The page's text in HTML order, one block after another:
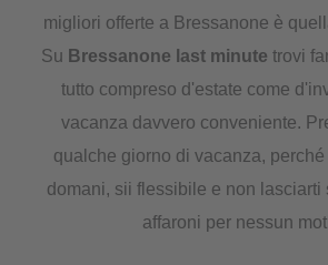
migliori offerte a Bressanone è
Su Bressanone last minute trovi
tutto compreso d'estate come
vacanza davvero conveniente.
qualche giorno di vacanza, perché
domani, sii flessibile e non lasciarti
affaroni per nessun